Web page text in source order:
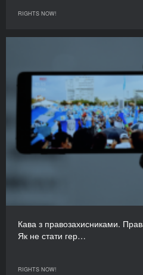
RIGHTS NOW!
Кава з правозахисниками.
Як не стати гер…
RIGHTS NOW!